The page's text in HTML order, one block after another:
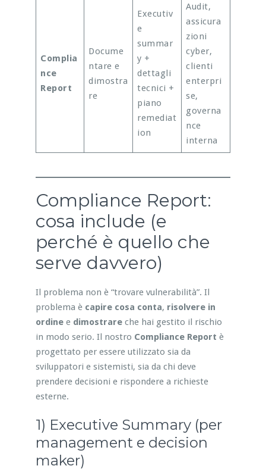
Complia
nce
Report
Docume
ntare e
dimostra
re
Executiv
e
summar
y +
dettagli
tecnici +
piano
remediat
ion
Audit,
assicura
zioni
cyber,
clienti
enterpri
se,
governa
nce
interna
Compliance Report:
cosa include (e
perché è quello che
serve davvero)
Il problema non è “trovare vulnerabilità”. Il
problema è capire cosa conta, risolvere in
ordinee dimostrareche hai gestito il rischio
in modo serio. Il nostro Compliance Report è
progettato per essere utilizzato sia da
sviluppatori e sistemisti, sia da chi deve
prendere decisioni e rispondere a richieste
esterne.
1) Executive Summary (per
management e decision
maker)